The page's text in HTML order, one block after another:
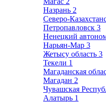
Назрань 2
Северо-
Петропавловск 3
Ненецкий
Нарьян-Мар 3
Жетысу область 3
Текели 1
Магаданская
Магадан 2
Чувашская
Алатырь 1